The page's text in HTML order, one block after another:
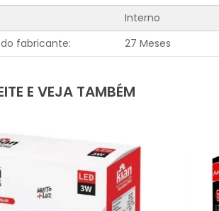
Interno
fabricante:
27 Meses
E VEJA TAMBÉM